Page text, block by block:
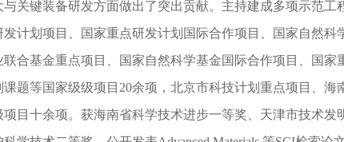
与关键装备研发方面做出了突出贡献。主持建成多项示范
发计划项目、国家重点研发计划国际合作项目、国家自然
联合基金重点项目、国家自然科学基金国际合作项目、国
课题等国家级级项目20余项，北京市科技计划重点项目、
项目十余项。获海南省科学技术进步一等奖、天津市技术